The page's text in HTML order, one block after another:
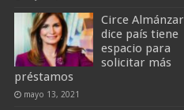
Circe Almánzar
dice país tiene
espacio para
solicitar más
préstamos
mayo 13, 2021